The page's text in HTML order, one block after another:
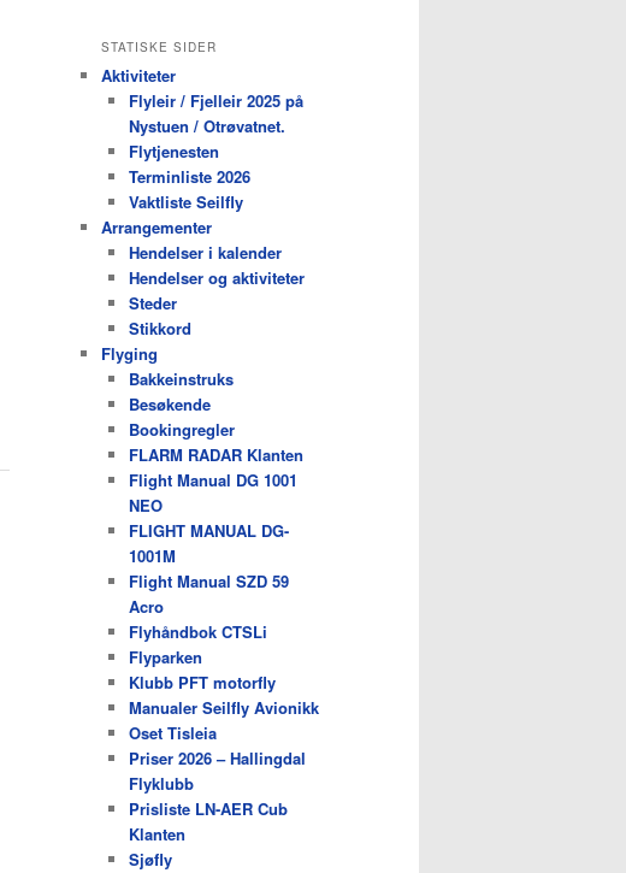
STATISKE SIDER
Aktiviteter
Flyleir / Fjelleir 2025 på
Nystuen / Otrøvatnet.
Flytjenesten
Terminliste 2026
Vaktliste Seilfly
Arrangementer
Hendelser i kalender
Hendelser og aktiviteter
Steder
Stikkord
Flyging
Bakkeinstruks
Besøkende
Bookingregler
FLARM RADAR Klanten
Flight Manual DG 1001
NEO
FLIGHT MANUAL DG-
1001M
Flight Manual SZD 59
Acro
Flyhåndbok CTSLi
Flyparken
Klubb PFT motorfly
Manualer Seilfly Avionikk
Oset Tisleia
Priser 2026 – Hallingdal
Flyklubb
Prisliste LN-AER Cub
Klanten
Sjøfly